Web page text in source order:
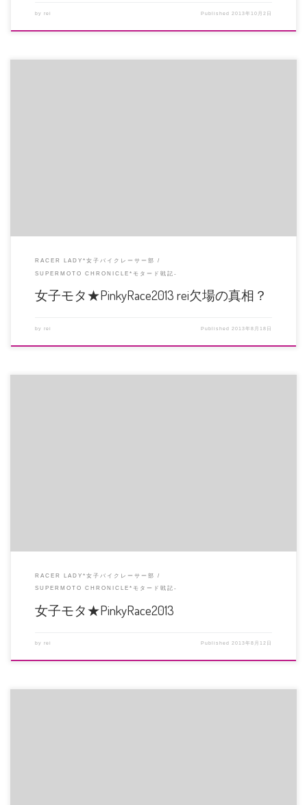
by rei Published 2013年10月2日
RACER LADY*女子バイクレーサー部
SUPERMOTO CHRONICLE*モタード戦記-
女子モタ★PinkyRace2013 rei欠場の真相？
by rei Published 2013年8月18日
RACER LADY*女子バイクレーサー部
SUPERMOTO CHRONICLE*モタード戦記-
女子モタ★PinkyRace2013
by rei Published2013年8月12日